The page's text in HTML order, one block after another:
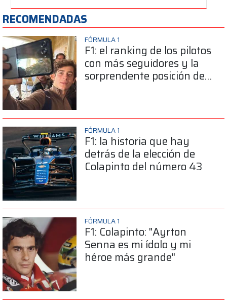
RECOMENDADAS
FÓRMULA 1
F1: el ranking de los pilotos
con más seguidores y la
sorprendente posición de
FÓRMULA 1
F1: la historia que hay
detrás de la elección de
Colapinto del número 43
FÓRMULA 1
F1: Colapinto: "Ayrton
Senna es mi ídolo y mi
héroe más grande"